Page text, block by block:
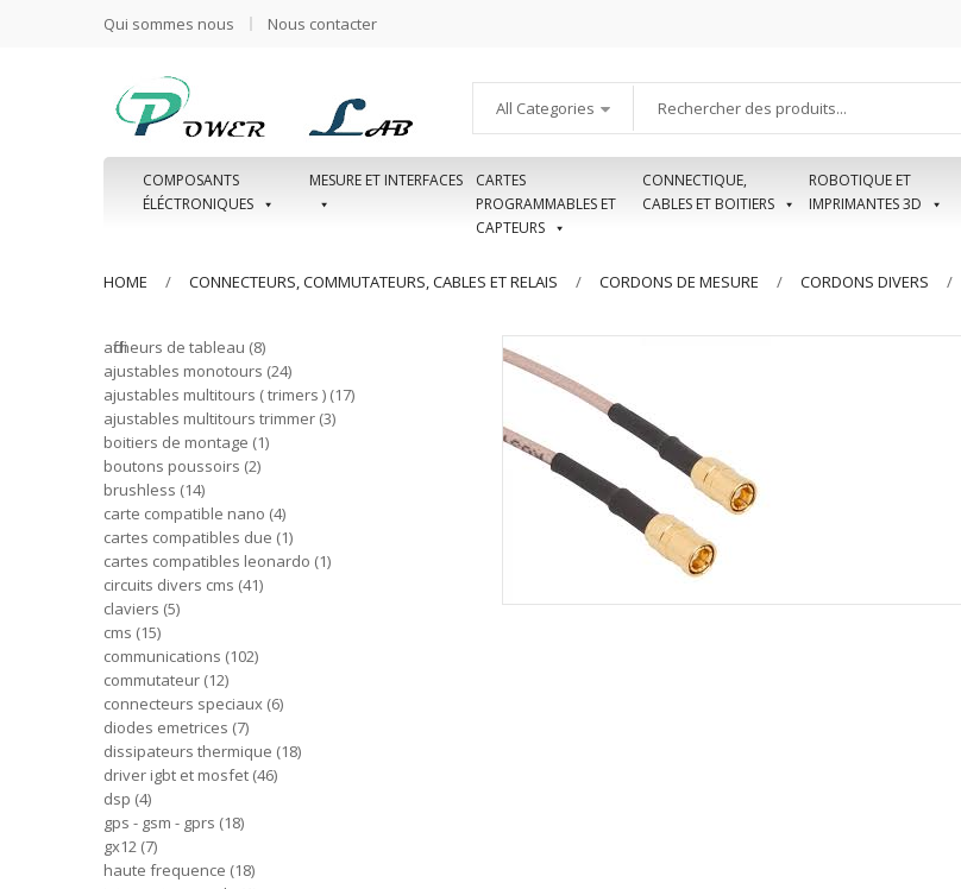
Qui sommes nous Nous contacter
All Categories
COMPOSANTS
ÉLÉCTRONIQUES
MESURE ET INTERFACES
CARTES
PROGRAMMABLES ET
CAPTEURS
CONNECTIQUE,
CABLES ET BOITIERS
ROBOTIQUE ET
IMPRIMANTES 3D
HOME CONNECTEURS, COMMUTATEURS, CABLES ET RELAIS CORDONS DE MESURE CORDONS DIVERS
afficheurs de tableau 8
ajustables monotours 24
ajustables multitours ( trimers ) 17
ajustables multitours trimmer 3
boitiers de montage 1
boutons poussoirs 2
brushless 14
carte compatible nano 4
cartes compatibles due 1
cartes compatibles leonardo 1
circuits divers cms 41
claviers 5
cms 15
communications 102
commutateur 12
connecteurs speciaux 6
diodes emetrices 7
dissipateurs thermique 18
driver igbt et mosfet 46
dsp 4
gps - gsm - gprs 18
gx12 7
haute frequence 18